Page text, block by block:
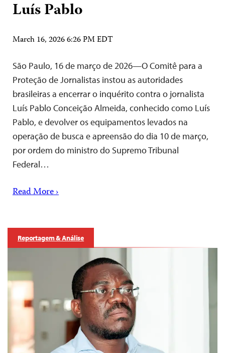
Luís Pablo
March 16, 2026 6:26 PM EDT
São Paulo, 16 de março de 2026—O Comitê para a
Proteção de Jornalistas instou as autoridades
brasileiras a encerrar o inquérito contra o jornalista
Luís Pablo Conceição Almeida, conhecido como Luís
Pablo, e devolver os equipamentos levados na
operação de busca e apreensão do dia 10 de março,
por ordem do ministro do Supremo Tribunal
Federal…
Read More ›
Reportagem & Análise